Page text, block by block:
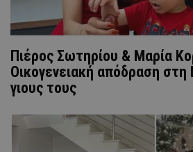
Πιέρος Σωτηρίου & Μαρία
Οικογενειακή απόδραση
γιους τους